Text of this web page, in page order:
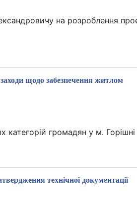
на розроблення
щодо забезпечення житлом
громадян у м.
технічної документації